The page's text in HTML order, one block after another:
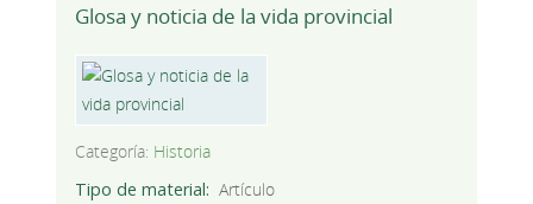
Glosa y noticia de la vida provincial
Categoría: Historia
Tipo de material
Artículo